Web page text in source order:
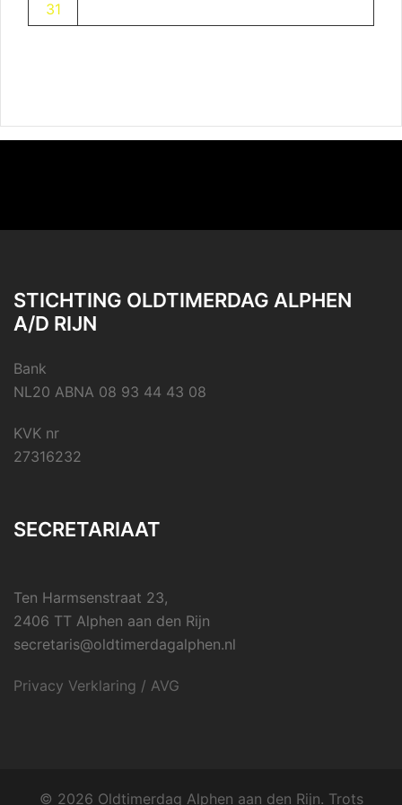
31
STICHTING OLDTIMERDAG ALPHEN
A/D RIJN
Bank
NL20 ABNA 08 93 44 43 08
KVK nr
27316232
SECRETARIAAT
Ten Harmsenstraat 23,
2406 TT Alphen aan den Rijn
secretaris@oldtimerdagalphen.nl
Privacy Verklaring / AVG
© 2026 Oldtimerdag Alphen aan den Rijn. Trots